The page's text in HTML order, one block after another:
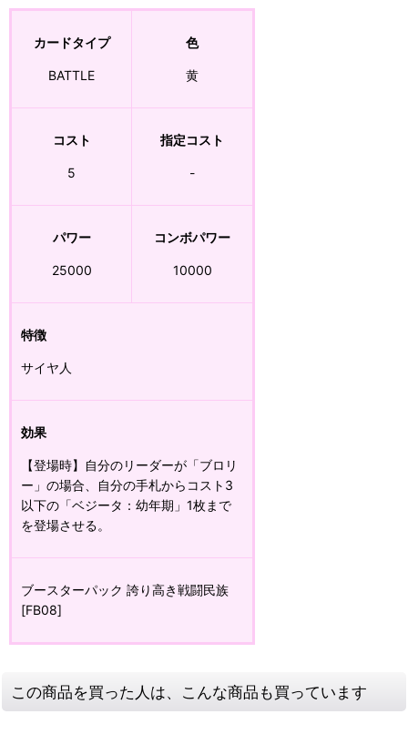
カードタイプ
BATTLE
色
黄
コスト
5
指定コスト
-
パワー
25000
コンボパワー
10000
特徴
サイヤ人
効果
【登場時】自分のリーダーが「ブロリ
ー」の場合、自分の手札からコスト3
以下の「ベジータ：幼年期」1枚まで
を登場させる。
ブースターパック 誇り高き戦闘民族
[FB08]
この商品を買った人は、こんな商品も買っています